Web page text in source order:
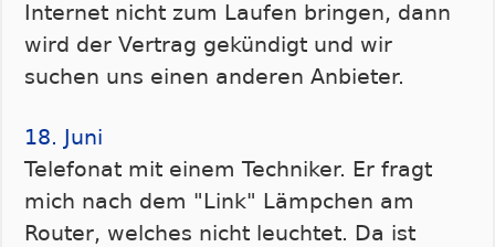
Internet nicht zum Laufen bringen, dann
wird der Vertrag gekündigt und wir
suchen uns einen anderen Anbieter.
18. Juni
Telefonat mit einem Techniker. Er fragt
mich nach dem "Link" Lämpchen am
Router, welches nicht leuchtet. Da ist